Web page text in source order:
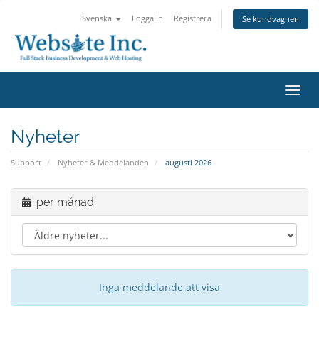
Svenska Logga in Registrera Se kundvagnen
Växla
Nyheter
Support Nyheter & Meddelanden augusti 2026
per månad
Inga meddelande att visa